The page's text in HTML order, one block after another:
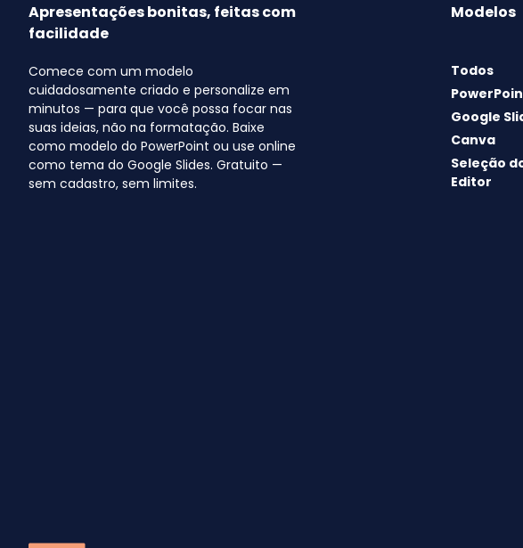
Apresentações bonitas, feitas com
facilidade
Comece com um modelo
cuidadosamente criado e personalize em
minutos — para que você possa focar nas
suas ideias, não na formatação. Baixe
como modelo do PowerPoint ou use online
como tema do Google Slides. Gratuito —
sem cadastro, sem limites.
Modelos
Todos
Google
Canva
Seleção
Editor